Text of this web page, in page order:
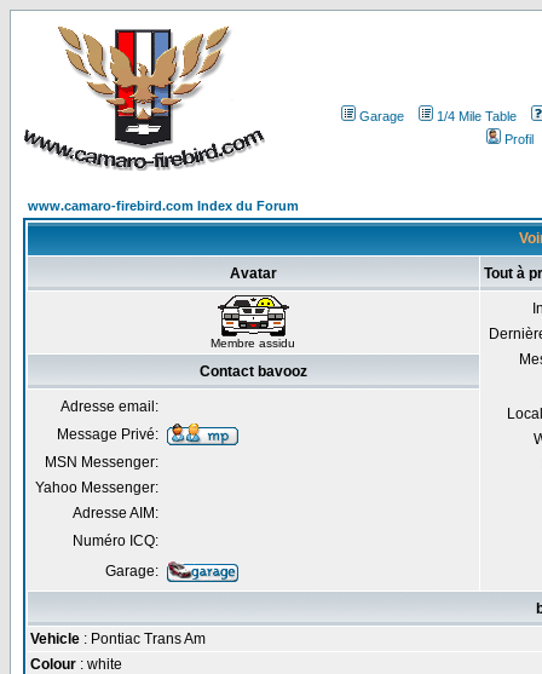
Garage
1/4 Mile Table
Profil
www.camaro-firebird.com Index du Forum
Avatar Tout à
Membre assidu
Contact bavooz
Adresse email:
Message Privé:
MSN Messenger:
Yahoo Messenger:
Adresse AIM:
Numéro ICQ:
Garage:
Vehicle : Pontiac Trans Am
Colour : white